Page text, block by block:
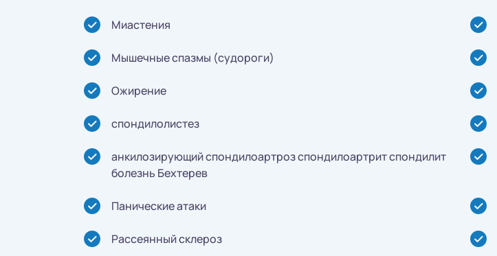
Миастения
Мышечные спазмы (судороги)
Ожирение
спондилолистез
анкилозирующий спондилоартроз спондилоартрит спондилит
болезнь Бехтерев
Панические атаки
Рассеянный склероз